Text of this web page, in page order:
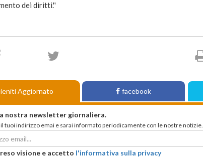
dei diritti.''
Aggiornato facebook
nostra newsletter giornaliera.
tuoi indirizzo emai e sarai informato periodicamente con le nostre notizie.
visione e accetto l'informativa sulla privacy